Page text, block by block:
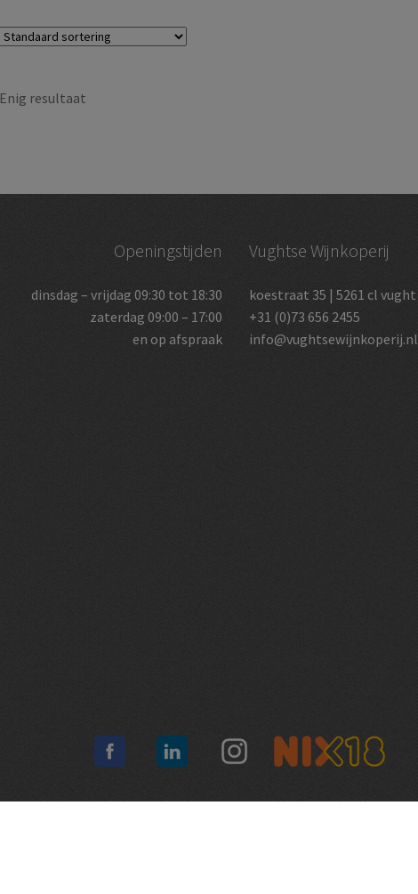
Enig resultaat
Openingstijden
dinsdag – vrijdag 09:30 tot 18:30
zaterdag 09:00 – 17:00
en op afspraak
Vughtse Wijnkoperij
koestraat 35 | 5261 cl vught
+31 (0)73 656 2455
info@vughtsewijnkoperij.nl